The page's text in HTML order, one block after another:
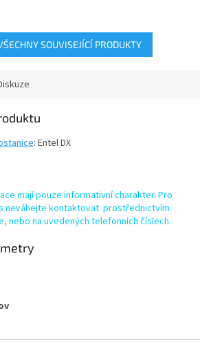
SOUVISEJÍCÍ PRODUKTY
: Entel DX
mají pouze informativní charakter. Pro
neváhejte kontaktovat prostřednictvím
nebo na uvedených telefonních číslech.